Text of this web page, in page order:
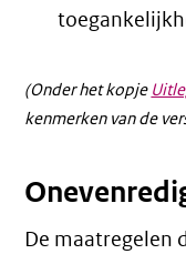
(Onder het kopje
kenmerken van de
De maatregelen